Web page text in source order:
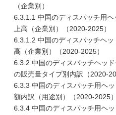
（企業別）
6.3.1.1 中国のディスパッチ用
上高（企業別）（2020-2025）
6.3.1.2 中国のディスパッチヘ
高（企業別）（2020-2025）
6.3.2 中国のディスパッチヘッ
の販売量タイプ別内訳（2020-
6.3.3 中国のディスパッチ用ヘ
額内訳（用途別）（2020-2025）
6.3.4 中国のディスパッチ用ヘ